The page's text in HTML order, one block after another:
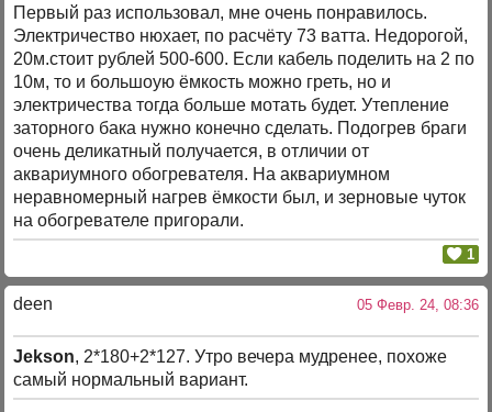
Первый раз использовал, мне очень понравилось.
Электричество нюхает, по расчёту 73 ватта. Недорогой,
20м.стоит рублей 500-600. Если кабель поделить на 2 по
10м, то и большоую ёмкость можно греть, но и
электричества тогда больше мотать будет. Утепление
заторного бака нужно конечно сделать. Подогрев браги
очень деликатный получается, в отличии от
аквариумного обогревателя. На аквариумном
неравномерный нагрев ёмкости был, и зерновые чуток
на обогревателе пригорали.
1
deen 05 Февр. 24, 08:36
Jekson, 2*180+2*127. Утро вечера мудренее, похоже
самый нормальный вариант.